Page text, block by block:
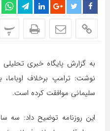
پ
به گزارش پایگاه خبری تحلیلی
نوشت: ترامپ برخلاف اوباما،
سلیمانی موافقت کرده است.
این روزنامه توضیح داد: سه